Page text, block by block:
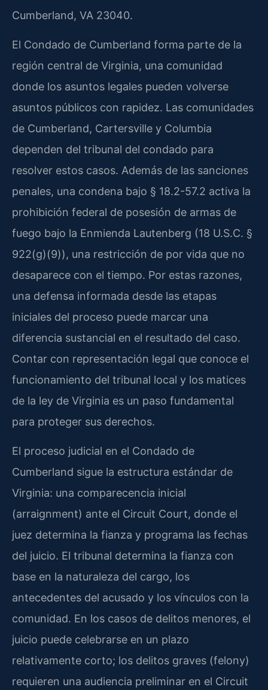
Cumberland, VA 23040.
El Condado de Cumberland forma parte de la
región central de Virginia, una comunidad
donde los asuntos legales pueden volverse
asuntos públicos con rapidez. Las comunidades
de Cumberland, Cartersville y Columbia
dependen del tribunal del condado para
resolver estos casos. Además de las sanciones
penales, una condena bajo § 18.2-57.2 activa la
prohibición federal de posesión de armas de
fuego bajo la Enmienda Lautenberg (18 U.S.C. §
922(g)(9)), una restricción de por vida que no
desaparece con el tiempo. Por estas razones,
una defensa informada desde las etapas
iniciales del proceso puede marcar una
diferencia sustancial en el resultado del caso.
Contar con representación legal que conoce el
funcionamiento del tribunal local y los matices
de la ley de Virginia es un paso fundamental
para proteger sus derechos.
El proceso judicial en el Condado de
Cumberland sigue la estructura estándar de
Virginia: una comparecencia inicial
(arraignment) ante el Circuit Court, donde el
juez determina la fianza y programa las fechas
del juicio. El tribunal determina la fianza con
base en la naturaleza del cargo, los
antecedentes del acusado y los vínculos con la
comunidad. En los casos de delitos menores, el
juicio puede celebrarse en un plazo
relativamente corto; los delitos graves (felony)
requieren una audiencia preliminar en el Circuit